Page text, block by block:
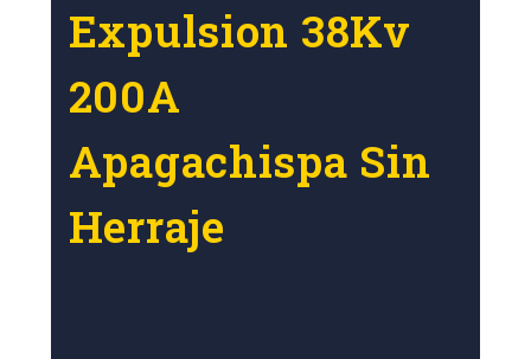
Expulsion 38Kv
200A
Apagachispa Sin
Herraje